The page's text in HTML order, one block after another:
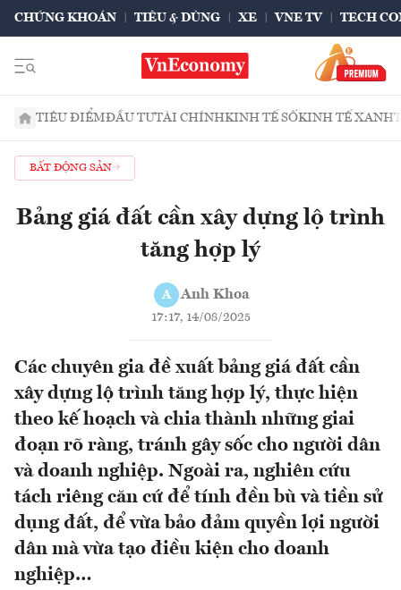
CHỨNG KHOÁN TIÊU & DÙNG XE VNE TV TECH
TIÊU ĐIỂMĐẦU TƯTÀI CHÍNHKINH TẾ SỐKINH TẾ XANH
BẤT ĐỘNG SẢN
Bảng giá đất cần xây dựng lộ trình
tăng hợp lý
A Anh Khoa
17:17, 14/08/2025
Các chuyên gia đề xuất bảng giá đất cần
xây dựng lộ trình tăng hợp lý, thực hiện
theo kế hoạch và chia thành những giai
đoạn rõ ràng, tránh gây sốc cho người dân
và doanh nghiệp. Ngoài ra, nghiên cứu
tách riêng căn cứ để tính đền bù và tiền sử
dụng đất, để vừa bảo đảm quyền lợi người
dân mà vừa tạo điều kiện cho doanh
nghiệp…